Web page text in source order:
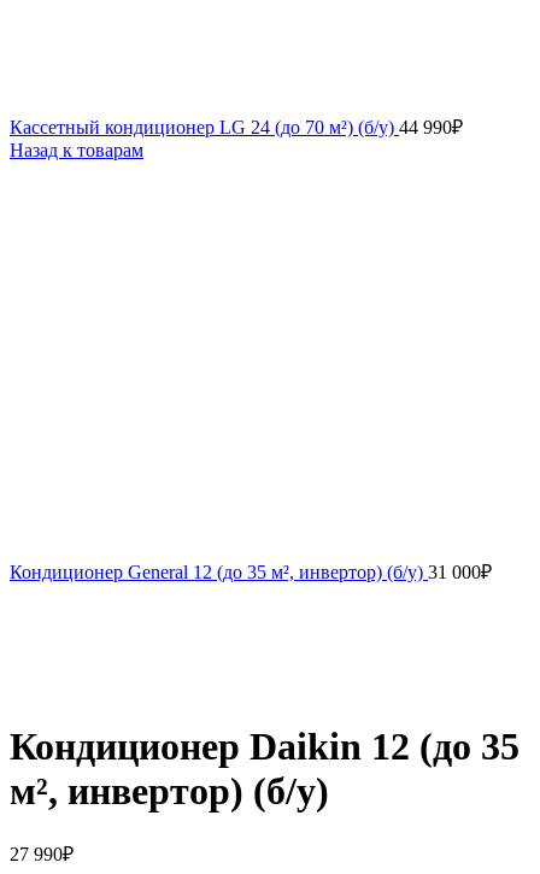
Кассетный кондиционер LG 24 (до 70 м²) (б/у) 44 990₽
Назад к товарам
Кондиционер General 12 (до 35 м², инвертор) (б/у) 31 000₽
Кондиционер Daikin 12 (до 35
м², инвертор) (б/у)
27 990₽